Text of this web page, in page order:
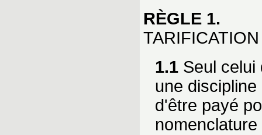
RÈGLE 1.
TARIFICATION
1.1 Seul celui
une
d'être payé